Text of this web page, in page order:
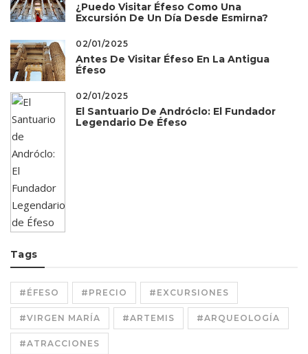
¿Puedo Visitar Éfeso Como Una
Excursión De Un Día Desde Esmirna?
02/01/2025
Antes De Visitar Éfeso En La Antigua
Éfeso
02/01/2025
El Santuario De Andróclo: El Fundador
Legendario De Éfeso
Tags
#ÉFESO #PRECIO #EXCURSIONES
#VIRGEN MARÍA #ARTEMIS #ARQUEOLOGÍA
#ATRACCIONES